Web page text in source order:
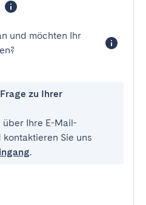
und möchten Ihr
zu Ihrer
Ihre E-Mail-
Sie uns
.